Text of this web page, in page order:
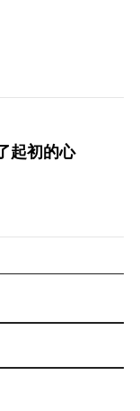
起初的心